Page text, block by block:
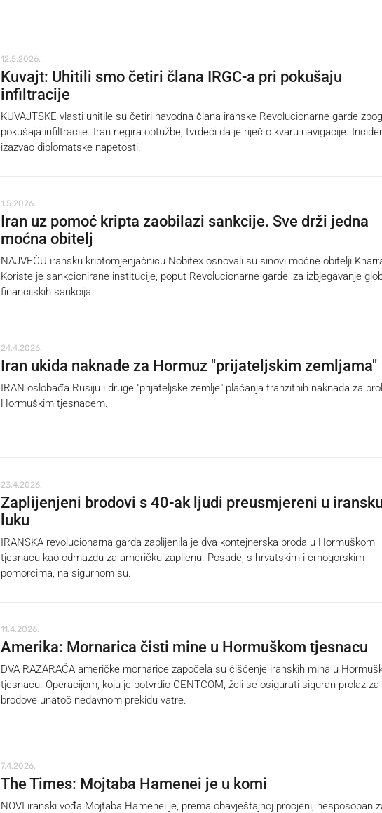
12.5.2026.
Kuvajt: Uhitili smo četiri člana IRGC-a pri pokušaju
infiltracije
KUVAJTSKE vlasti uhitile su četiri navodna člana iranske Revolucionarne garde zbog
pokušaja infiltracije. Iran negira optužbe, tvrdeći da je riječ o kvaru navigacije.
izazvao diplomatske napetosti.
1.5.2026.
Iran uz pomoć kripta zaobilazi sankcije. Sve drži jedna
moćna obitelj
NAJVEĆU iransku kriptomjenjačnicu Nobitex osnovali su sinovi moćne obitelji
Koriste je sankcionirane institucije, poput Revolucionarne garde, za izbjegavanje
financijskih sankcija.
24.4.2026.
Iran ukida naknade za Hormuz "prijateljskim zemljama"
IRAN oslobađa Rusiju i druge "prijateljske zemlje" plaćanja tranzitnih naknada za
Hormuškim tjesnacem.
23.4.2026.
Zaplijenjeni brodovi s 40-ak ljudi preusmjereni u
luku
IRANSKA revolucionarna garda zaplijenila je dva kontejnerska broda u Hormuškom
tjesnacu kao odmazdu za američku zapljenu. Posade, s hrvatskim i crnogorskim
pomorcima, na sigurnom su.
11.4.2026.
Amerika: Mornarica čisti mine u Hormuškom tjesnacu
DVA RAZARAČA američke mornarice započela su čišćenje iranskih mina u
tjesnacu. Operacijom, koju je potvrdio CENTCOM, želi se osigurati siguran prolaz za
brodove unatoč nedavnom prekidu vatre.
7.4.2026.
The Times: Mojtaba Hamenei je u komi
NOVI iranski vođa Mojtaba Hamenei je, prema obavještajnoj procjeni, nesposoban